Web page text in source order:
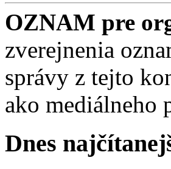
OZNAM pre
zverejnenia
správy z tejto
ako mediálneho
Dnes